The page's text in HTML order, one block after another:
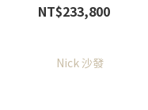
NT$233,800